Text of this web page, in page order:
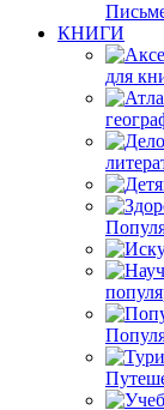
КНИГИ
для